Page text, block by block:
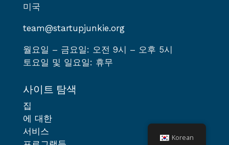
미국
team@startupjunkie.org
월요일 – 금요일: 오전 9시 – 오후 5시
토요일 및 일요일: 휴무
사이트 탐색
집
에 대한
서비스
Korean